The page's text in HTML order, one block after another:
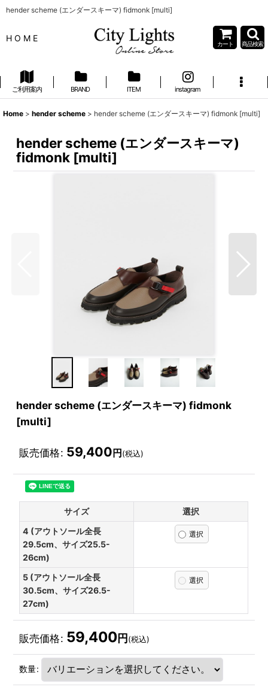
hender scheme (エンダースキーマ) fidmonk [multi]
H O M E
カート 商品検索
ご利用案内 BRAND ITEM instagram
Home > hender scheme > hender scheme (エンダースキーマ) fidmonk [multi]
hender scheme (エンダースキーマ)
fidmonk [multi]
hender scheme (エンダースキーマ) fidmonk
[multi]
販売価格: 59,400 円 (税込)
サイズ
選択
4 (アウトソール全長
29.5cm、サイズ25.5-
26cm)
5 (アウトソール全長
30.5cm、サイズ26.5-
27cm)
販売価格: 59,400円(税込)
数量: